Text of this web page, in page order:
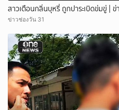
สาวเตือนกลิ่นบุหรี่ ถูกปาระเบิดข่มขู่ | ข่
ข่าวช่องวัน 31